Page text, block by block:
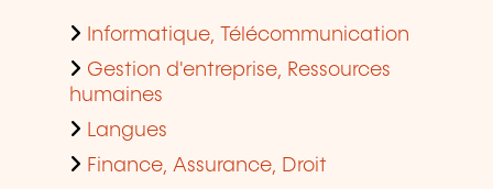
Informatique, Télécommunication
Gestion d'entreprise, Ressources
humaines
Langues
Finance, Assurance, Droit